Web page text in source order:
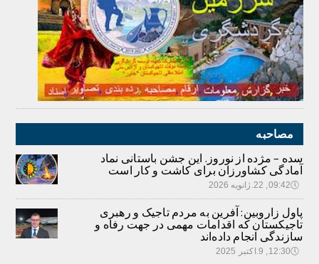
مصاحبه
سده – مژده از نوروز. این جشن باستانی نماد
آمادگی کشاورزان برای کاشت و کار است
🕔09:42, 22.ژانویه 2026
پاول زاروبین: آفرین به مردم تاجیک و رهبری
تاجیکستان که اقدامات مهمی در جهت رفاه و
سازندگی انجام داده‌اند
🕔12:30, 9.اکتبر 2025